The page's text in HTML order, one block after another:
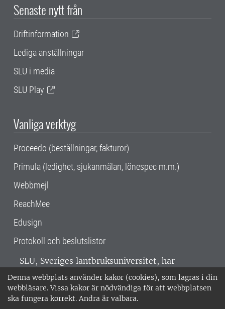
Denna webbplats använder kakor (cookies), som lagras i din
webbläsare. Vissa kakor är nödvändiga för att webbplatsen
ska fungera korrekt. Andra är valbara.
Senaste nytt från
Driftinformation
Lediga anställningar
SLU i media
SLU Play
Vanliga verktyg
Proceedo (beställningar, fakturor)
Primula (ledighet, sjukanmälan, lönespec m.m.)
Webbmejl
ReachMee
Edusign
Protokoll och beslutslistor
SLU, Sveriges lantbruksuniversitet, har
verksamhet över hela Sverige. Huvudorter är
Alnarp, Uppsala och Umeå.SLU är
miljöcertifierat enligt ISO 14001. •